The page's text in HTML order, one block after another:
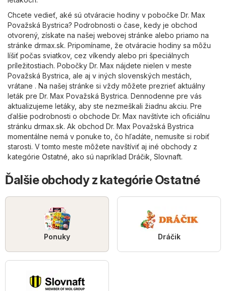
Chcete vedieť, aké sú otváracie hodiny v pobočke Dr. Max
Považská Bystrica? Podrobnosti o čase, kedy je obchod
otvorený, získate na našej webovej stránke alebo priamo na
stránke drmax.sk. Pripomíname, že otváracie hodiny sa môžu
líšiť počas sviatkov, cez víkendy alebo pri špeciálnych
príležitostiach. Pobočky Dr. Max nájdete nielen v meste
Považská Bystrica, ale aj v iných slovenských mestách,
vrátane . Na našej stránke si vždy môžete prezrieť aktuálny
leták pre Dr. Max Považská Bystrica. Dennodenne pre vás
aktualizujeme letáky, aby ste nezmeškali žiadnu akciu. Pre
ďalšie podrobnosti o obchode Dr. Max navštívte ich oficiálnu
stránku drmax.sk. Ak obchod Dr. Max Považská Bystrica
momentálne nemá v ponuke to, čo hľadáte, nemusíte si robiť
starosti. V tomto meste môžete navštíviť aj iné obchody z
kategórie Ostatné , ako sú napríklad Dráčik Slovnaft.
Ďalšie obchody z kategórie Ostatné
Ponuky Dráčik